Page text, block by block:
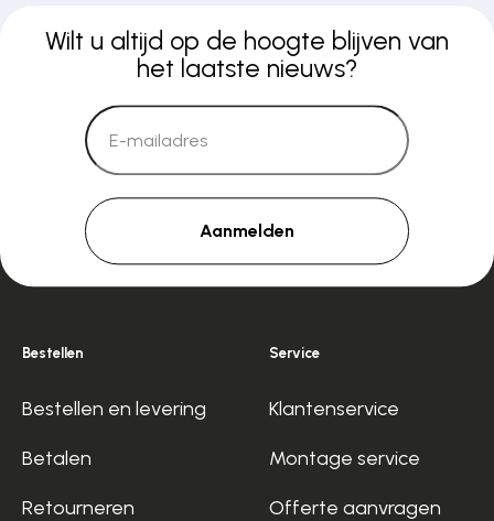
Wilt u altijd op de hoogte blijven van
het laatste nieuws?
Aanmelden
Bestellen
Bestellen en levering
Betalen
Retourneren
Service
Klantenservice
Montage service
Offerte aanvragen